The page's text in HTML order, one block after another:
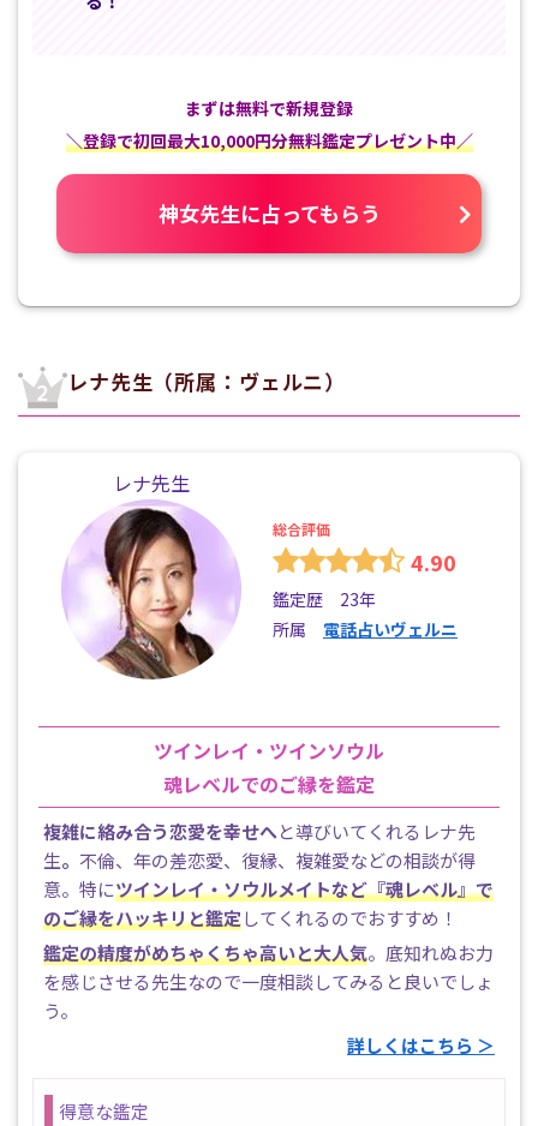
まずは無料で新規登録
＼登録で初回最大10,000円分無料鑑定プレゼント中／
神女先生に占ってもらう
レナ先生（所属：ヴェルニ）
レナ先生
総合評価
4.90
鑑定歴 23年
所属 電話占いヴェルニ
ツインレイ・ツインソウル
魂レベルでのご縁を鑑定
複雑に絡み合う恋愛を幸せへと導びいてくれるレナ先
生。 不倫、年の差恋愛、復縁、複雑愛などの相談が得
意。特にツインレイ・ソウルメイトなど『魂レベル』で
のご縁をハッキリと鑑定してくれるのでおすすめ！
鑑定の精度がめちゃくちゃ高いと大人気。底知れぬお力
を感じさせる先生なので一度相談してみると良いでしょ
う。
詳しくはこちら ＞
得意な鑑定